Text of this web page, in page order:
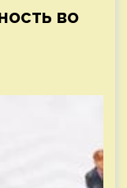
во